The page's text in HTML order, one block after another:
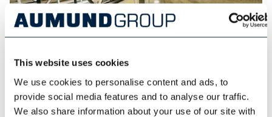
This website uses cookies
We use cookies to personalise content and ads, to
provide social media features and to analyse our traffic.
We also share information about your use of our site with
ESI EUROSILO